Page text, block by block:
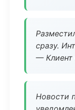
сразу.
— Клиент
Новости